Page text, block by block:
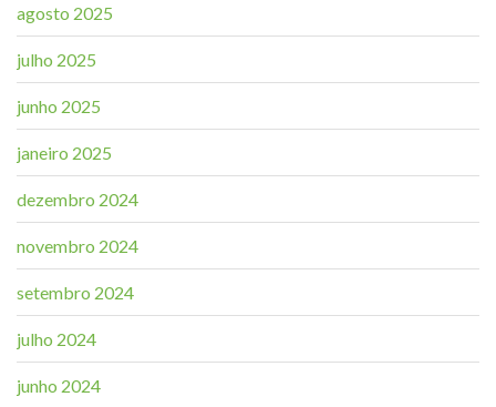
agosto 2025
julho 2025
junho 2025
janeiro 2025
dezembro 2024
novembro 2024
setembro 2024
julho 2024
junho 2024